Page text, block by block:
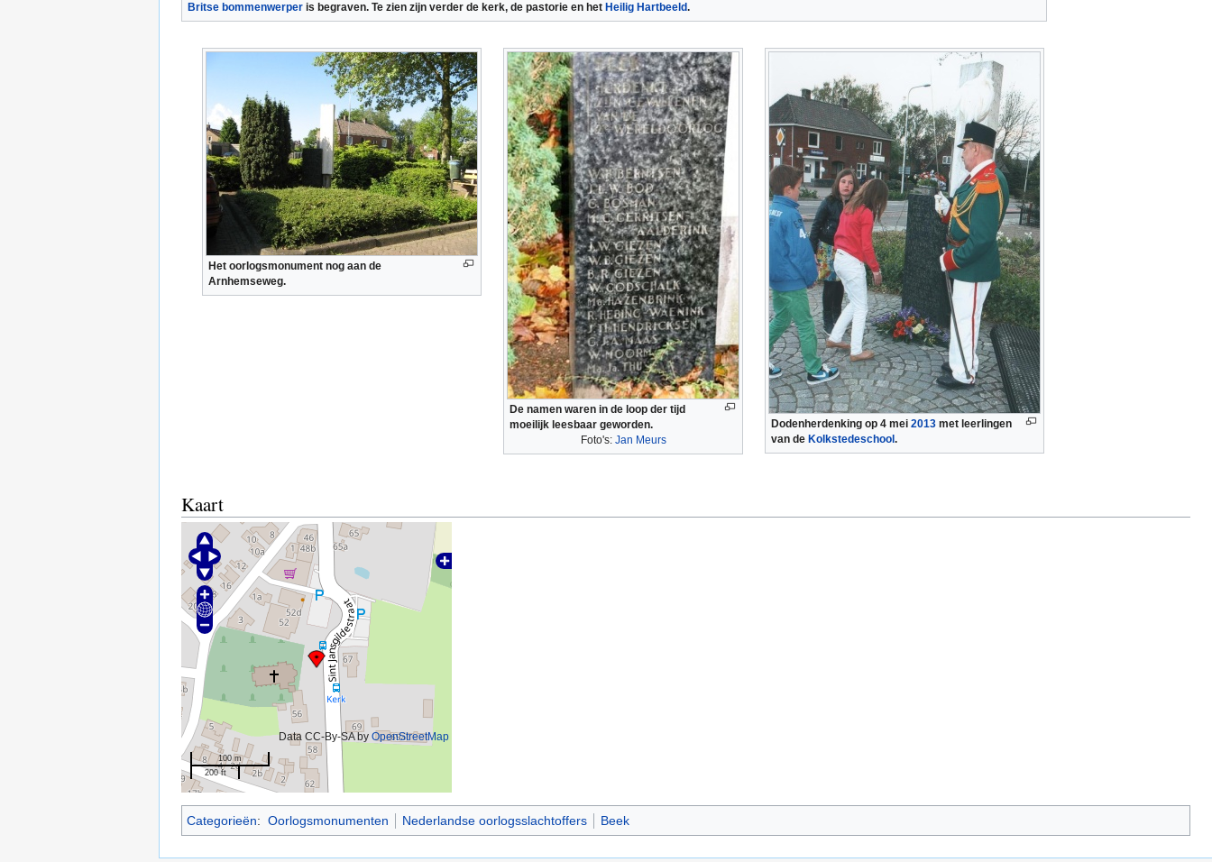
Britse bommenwerper is begraven. Te zien zijn verder de kerk, de pastorie en het Heilig Hartbeeld.
Het oorlogsmonument nog aan de
Arnhemseweg.
De namen waren in de loop der tijd
moeilijk leesbaar geworden.
Foto's: Jan Meurs
Dodenherdenking op 4 mei 2013 met leerlingen
van de Kolkstedeschool.
Kaart
100 m
200 ft
Data CC-By-SA by OpenStreetMap
Categorieën: Oorlogsmonumenten Nederlandse oorlogsslachtoffers Beek